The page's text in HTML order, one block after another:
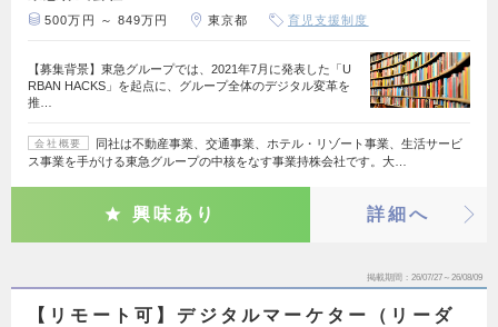
500万円 ～ 849万円 東京都 育児支援制度
【募集背景】東急グループでは、2021年7月に発表した「U
RBAN HACKS」を起点に、グループ全体のデジタル変革を
推…
会社概要
同社は不動産事業、交通事業、ホテル・リゾート事業、生活サービ
ス事業を手がける東急グループの中核をなす事業持株会社です。大…
興味あり 詳細へ
掲載期間 26/07/27～26/08/09
【リモート可】デジタルマーケター（リーダ